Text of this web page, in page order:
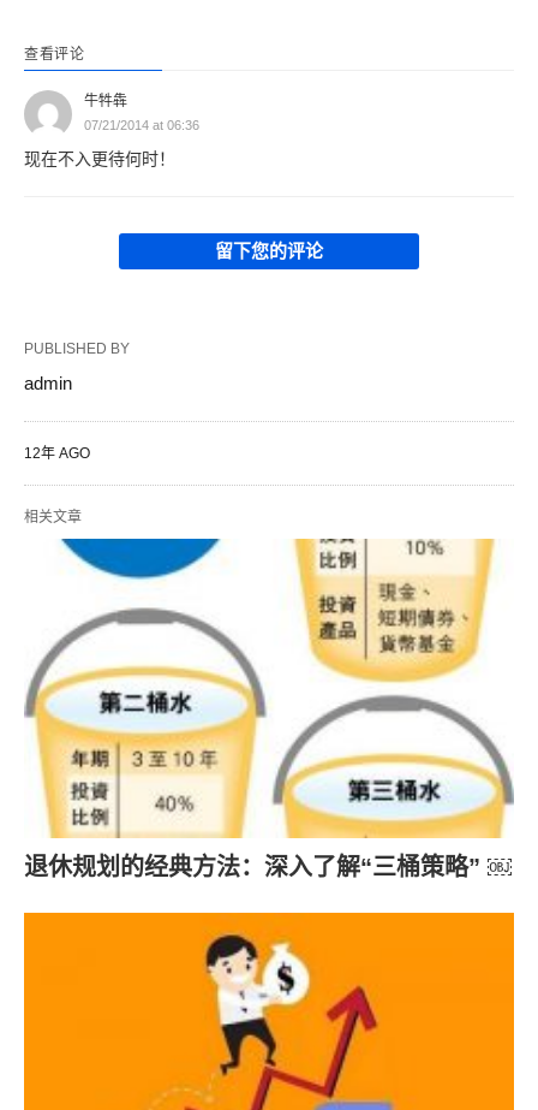
查看评论
牛牪犇
07/21/2014 at 06:36
现在不入更待何时！
留下您的评论
PUBLISHED BY
admin
12年 AGO
相关文章
退休规划的经典方法：深入了解“三桶策略” ￼